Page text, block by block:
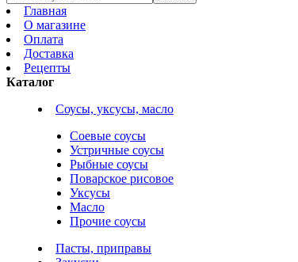
Главная
О магазине
Оплата
Доставка
Рецепты
Каталог
Соусы, уксусы, масло
Соевые соусы
Устричные соусы
Рыбные соусы
Поварское рисовое
Уксусы
Масло
Прочие соусы
Пасты, приправы